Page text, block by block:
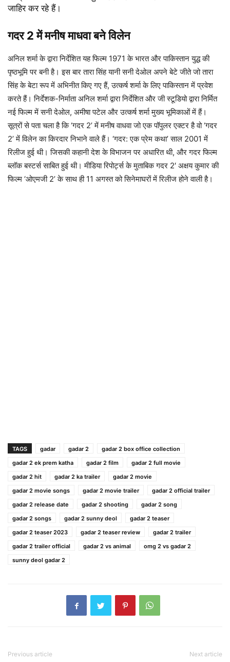
जाहिर कर रहे हैं।
गदर 2 में मनीष माधवा बने विलेन
अनिल शर्मा के द्वारा निर्देशित यह फिल्म 1971 के भारत और पाकिस्तान युद्ध की
पृष्ठभूमि पर बनी है। इस बार तारा सिंह यानी सनी देओल अपने बेटे जीते जो तारा
सिंह के बेटा रूप में अभिनीत किए गए हैं, उत्कर्ष शर्मा के लिए पाकिस्तान में प्रवेश
करते हैं। निर्देशक-निर्माता अनिल शर्मा द्वारा निर्देशित और जी स्टूडियो द्वारा निर्मित
नई फिल्म में सनी देओल, अमीषा पटेल और उत्कर्ष शर्मा मुख्य भूमिकाओं में हैं।
सूत्रों से पता चला है कि ‘गदर 2’ में मनीष वाधवा जो एक पॉपुलर एक्टर है वो ‘गदर
2’ में विलेन का किरदार निभाने वाले हैं। ‘गदर: एक प्रेम कथा’ साल 2001 में
रिलीज हुई थी। जिसकी कहानी देश के विभाजन पर अधारित थी, और गदर फिल्म
ब्लॉक बस्टर्स साबित हुई थी। मीडिया रिपोर्ट्स के मुताबिक गदर 2′ अक्षय कुमार की
फिल्म ‘ओएमजी 2’ के साथ ही 11 अगस्त को सिनेमाघरों में रिलीज होने वाली है।
TAGS gadar gadar 2
gadar 2 box office collection
gadar 2 ek prem katha
gadar 2 film
gadar 2 full movie
gadar 2 hit
gadar 2 ka trailer
gadar 2 movie
gadar 2 movie songs
gadar 2 movie trailer
gadar 2 official trailer
gadar 2 release date
gadar 2 shooting
gadar 2 song
gadar 2 songs
gadar 2 sunny deol
gadar 2 teaser
gadar 2 teaser 2023
gadar 2 teaser review
gadar 2 trailer
gadar 2 trailer official
gadar 2 vs animal
omg 2 vs gadar 2
sunny deol gadar 2
Previous article Next article